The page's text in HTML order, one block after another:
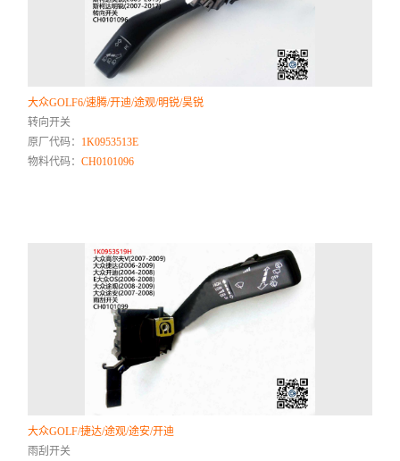
大众GOLF6/速腾/开迪/途观/明锐/昊锐
转向开关
原厂代码： 1K0953513E
物料代码：CH0101096
大众GOLF/捷达/途观/途安/开迪
雨刮开关